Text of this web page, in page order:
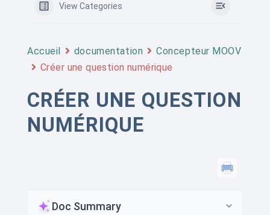
View Categories
Accueil documentation
Concepteur MOOV
Créer une question numérique
CRÉER UNE QUESTION
NUMÉRIQUE
Doc Summary